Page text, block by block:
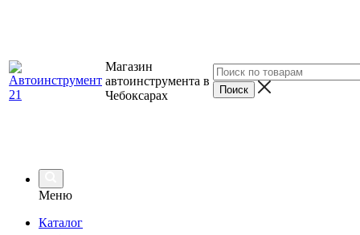
Магазин
автоинструмента в
Чебоксарах
Меню
Каталог